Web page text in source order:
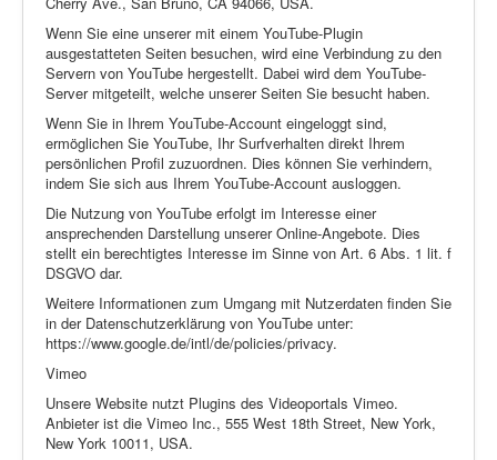
Wenn Sie eine unserer mit einem YouTube-Plugin
ausgestatteten Seiten besuchen, wird eine Verbindung zu den
Servern von YouTube hergestellt. Dabei wird dem YouTube-
Server mitgeteilt, welche unserer Seiten Sie besucht haben.
Wenn Sie in Ihrem YouTube-Account eingeloggt sind,
ermöglichen Sie YouTube, Ihr Surfverhalten direkt Ihrem
persönlichen Profil zuzuordnen. Dies können Sie verhindern,
indem Sie sich aus Ihrem YouTube-Account ausloggen.
Die Nutzung von YouTube erfolgt im Interesse einer
ansprechenden Darstellung unserer Online-Angebote. Dies
stellt ein berechtigtes Interesse im Sinne von Art. 6 Abs. 1 lit. f
DSGVO dar.
Weitere Informationen zum Umgang mit Nutzerdaten finden Sie
in der Datenschutzerklärung von YouTube unter:
https://www.google.de/intl/de/policies/privacy.
Vimeo
Unsere Website nutzt Plugins des Videoportals Vimeo.
Anbieter ist die Vimeo Inc., 555 West 18th Street, New York,
New York 10011, USA.